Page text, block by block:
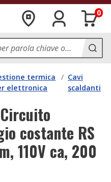
0
termica
elettronica
/ Cavi
scaldanti
costante RS
110V ca, 200